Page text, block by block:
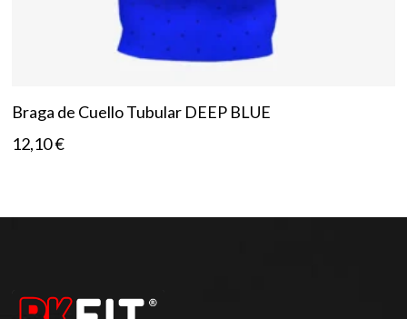
Braga de Cuello Tubular DEEP BLUE
12,10€